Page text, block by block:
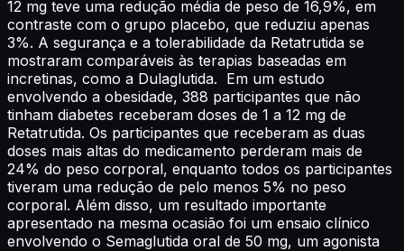
12 mg teve uma redução média de peso de 16,9%, em
contraste com o grupo placebo, que reduziu apenas
3%. A segurança e a tolerabilidade da Retatrutida se
mostraram comparáveis às terapias baseadas em
incretinas, como a Dulaglutida. Em um estudo
envolvendo a obesidade, 388 participantes que não
tinham diabetes receberam doses de 1 a 12 mg de
Retatrutida. Os participantes que receberam as duas
doses mais altas do medicamento perderam mais de
24% do peso corporal, enquanto todos os participantes
tiveram uma redução de pelo menos 5% no peso
corporal. Além disso, um resultado importante
apresentado na mesma ocasião foi um ensaio clínico
envolvendo o Semaglutida oral de 50 mg, um agonista